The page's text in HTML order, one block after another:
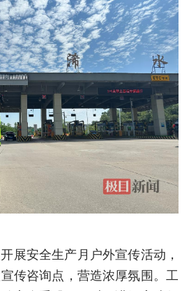
展安全生产月户外宣传活动，
传咨询点，营造浓厚氛围。工